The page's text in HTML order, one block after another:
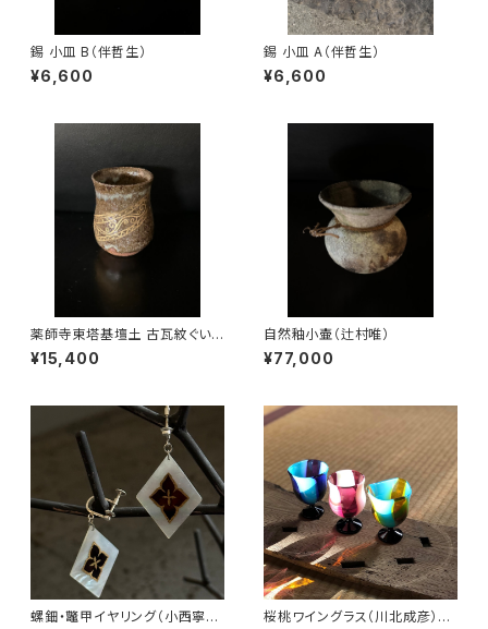
錫 小皿 B（伴哲生）
¥6,600
錫 小皿 A（伴哲生）
¥6,600
薬師寺東塔基壇土 古瓦紋ぐい
呑み（尾西宏紀）
¥15,400
自然釉小壷（辻村唯）
¥77,000
螺鈿・鼈甲イヤリング（小西寧
桜桃ワイングラス（川北成彦）ピ